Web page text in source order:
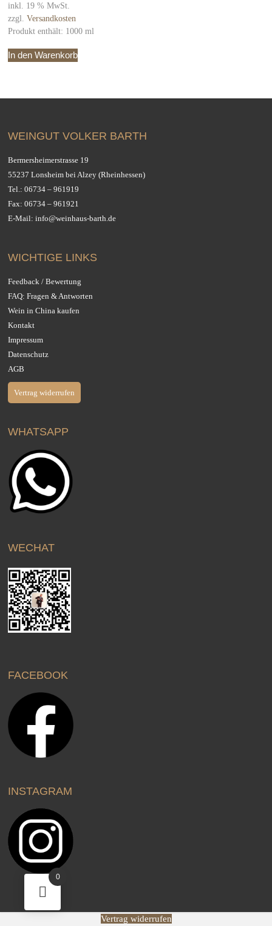
inkl. 19 % MwSt.
zzgl.Versandkosten
Produkt enthält: 1000ml
In den Warenkorb
WEINGUT VOLKER BARTH
Bermersheimerstrasse 19
55237 Lonsheim bei Alzey (Rheinhessen)
Tel.:06734 – 961919
Fax: 06734 – 961921
E-Mail:info@weinhaus-barth.de
WICHTIGE LINKS
Feedback / Bewertung
FAQ: Fragen & Antworten
Wein in China kaufen
Kontakt
Impressum
Datenschutz
AGB
Vertrag widerrufen
WHATSAPP
WECHAT
FACEBOOK
INSTAGRAM
Vertrag widerrufen
0